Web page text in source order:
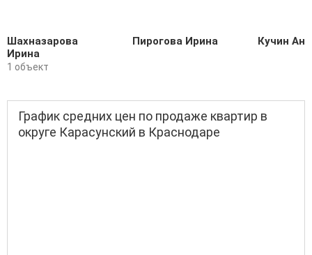
Шахназарова
Ирина
1 объект
Пирогова Ирина Кучин
График средних цен по продаже квартир в
округе Карасунский в Краснодаре